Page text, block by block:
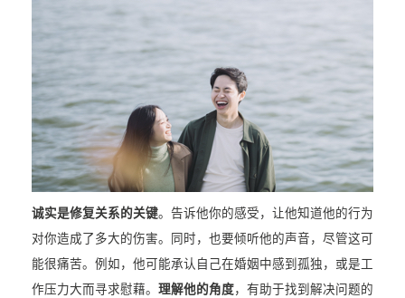
诚实是修复关系的关键。告诉他你的感受，让他知道他的行为
对你造成了多大的伤害。同时，也要倾听他的声音，尽管这可
能很痛苦。例如，他可能承认自己在婚姻中感到孤独，或是工
作压力大而寻求慰藉。 理解他的角度，有助于找到解决问题的